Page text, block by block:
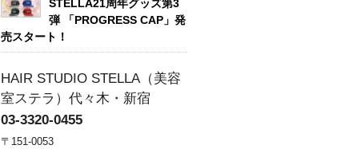
STELLA21周年グッズ第3
弾 「PROGRESS CAP」発
売スタート！
HAIR STUDIO STELLA（美容
室ステラ）代々木・新宿
03-3320-0455
〒151-0053